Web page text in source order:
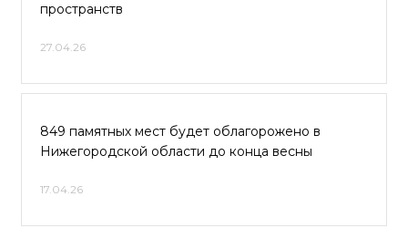
пространств
27.04.26
849 памятных мест будет облагорожено в
Нижегородской области до конца весны
17.04.26